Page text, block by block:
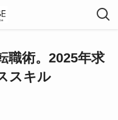
職術。2025年求
スキル